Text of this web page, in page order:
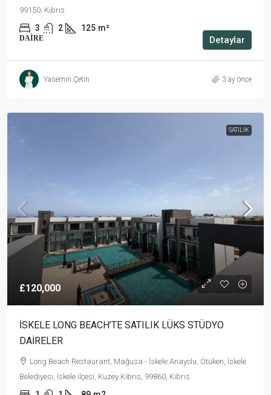
99150, Kıbrıs
3 2 125 m²
DAIRE Detaylar
Yasemin Çetin 3 ay önce
SATILIK
£120,000
İSKELE LONG BEACH’TE SATILIK LÜKS STÜDYO
DAİRELER
Long Beach Restaurant, Mağusa - İskele Anayolu, Ötüken, İskele
Belediyesi, İskele ilçesi, Kuzey Kıbrıs, 99860, Kıbrıs